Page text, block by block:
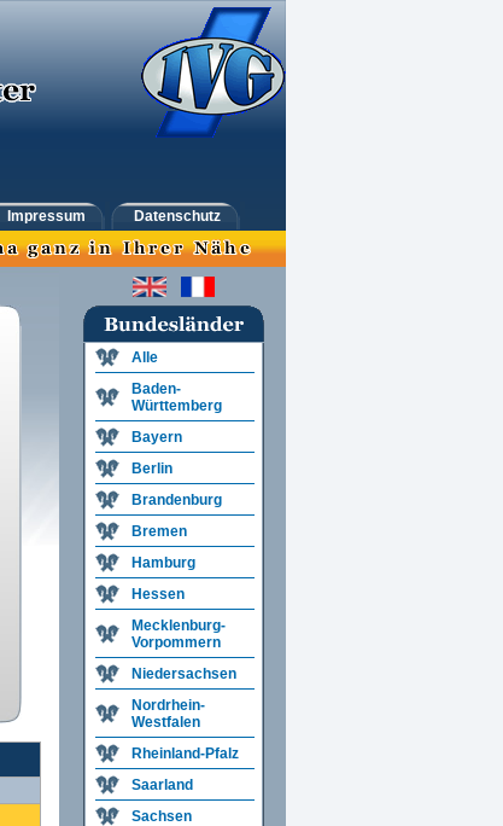
Impressum Datenschutz
Alle
Baden-
Württemberg
Bayern
Berlin
Brandenburg
Bremen
Hamburg
Hessen
Mecklenburg-
Vorpommern
Niedersachsen
Nordrhein-
Westfalen
Rheinland-Pfalz
Saarland
Sachsen